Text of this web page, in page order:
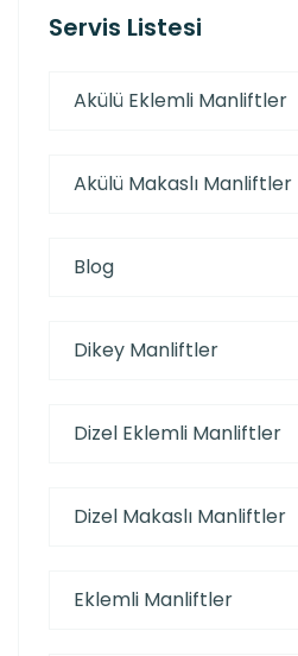
Servis Listesi
Akülü Eklemli Manliftler
Akülü Makaslı Manliftler
Blog
Dikey Manliftler
Dizel Eklemli Manliftler
Dizel Makaslı Manliftler
Eklemli Manliftler